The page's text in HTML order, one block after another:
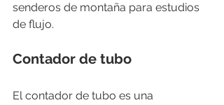
senderos de montaña para estudios
de flujo.
Contador de tubo
El contador de tubo es una